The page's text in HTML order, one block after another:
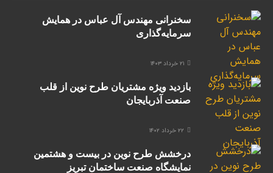
سخنرانی مهندس آل عباس در همایش
سرمایه‌گذاری
۲۱ خرداد ۱۴۰۳
بازدید ویژه مشتریان طرح نوین از قلب
صنعت آذربایجان
۲۲ خرداد ۱۴۰۲
درخشش طرح نوین در بیست و هشتمین
نمایشگاه صنعت ساختمان تبریز